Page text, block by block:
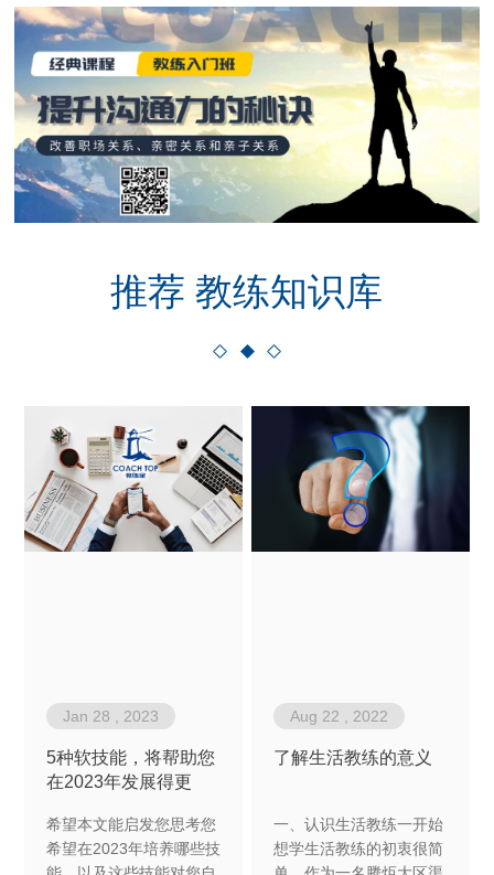
推荐 教练知识库
Jan 28 , 2023
5种软技能，将帮助您
在2023年发展得更
希望本文能启发您思考您
希望在2023年培养哪些技
Aug 22 , 2022
了解生活教练的意义
一、认识生活教练一开始
想学生活教练的初衷很简